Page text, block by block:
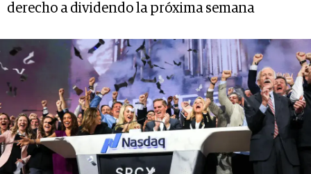
derecho a dividendo la próxima semana